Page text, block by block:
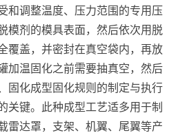
和调整温度、压力范围的专用压
模剂的模具表面，然后依次用脱
覆盖，并密封在真空袋内，再放
加温固化之前需要抽真空，然后
固化成型固化规则的制定与执行
关键。此种成型工艺适多用于制
雷达罩，支架、机翼、尾翼等产